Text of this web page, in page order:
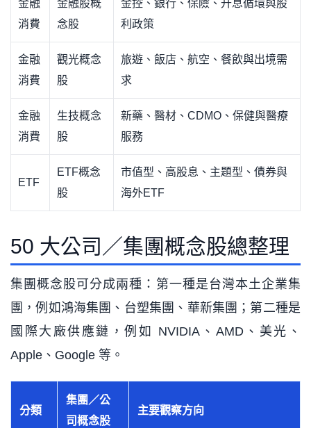
金融
消費
金融股概
念股
金控、銀行、保險、升息循環與股
利政策
金融
消費
觀光概念
股
旅遊、飯店、航空、餐飲與出境需
求
金融
消費
生技概念
股
新藥、醫材、CDMO、保健與醫療
服務
ETF
ETF概念
股
市值型、高股息、主題型、債券與
海外ETF
50 大公司／集團概念股總整理
集團概念股可分成兩種：第一種是台灣本土企業集
團，例如鴻海集團、台塑集團、華新集團；第二種是
國際大廠供應鏈，例如 NVIDIA、AMD、美光、
Apple、Google 等。
分類
集團／公
司概念股
主要觀察方向